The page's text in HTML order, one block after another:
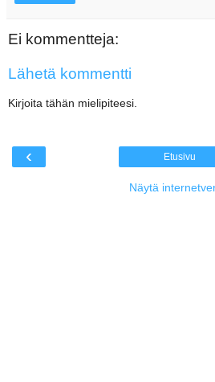
Ei kommentteja:
Lähetä kommentti
Kirjoita tähän mielipiteesi.
‹ Etusivu
Näytä